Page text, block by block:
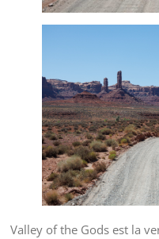
Valley of the Gods est la